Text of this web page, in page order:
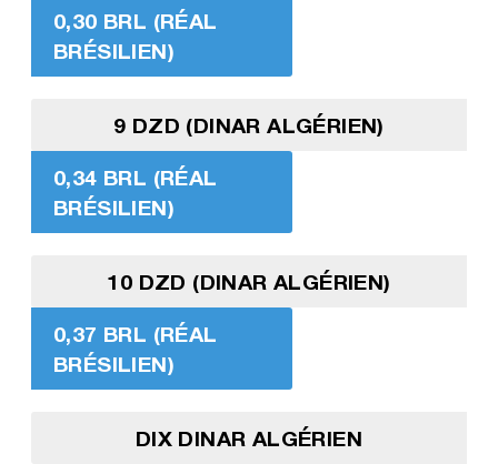
0,30 BRL (RÉAL
BRÉSILIEN)
9 DZD (DINAR ALGÉRIEN)
0,34 BRL (RÉAL
BRÉSILIEN)
10 DZD (DINAR ALGÉRIEN)
0,37 BRL (RÉAL
BRÉSILIEN)
DIX DINAR ALGÉRIEN